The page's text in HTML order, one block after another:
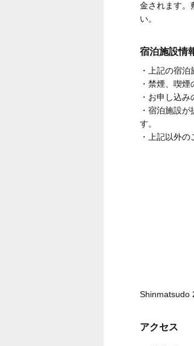
金されます。
い。
宿泊施設情
・上記の宿
・禁煙、喫
・お申し込
・宿泊施設
す。
・上記以外
Shinmatsudo
アクセス